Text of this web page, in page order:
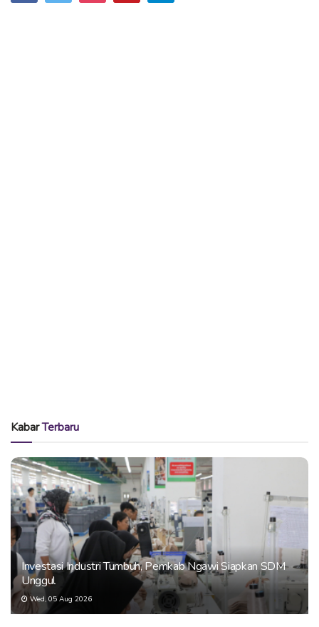
KabarTerbaru
Investasi Industri Tumbuh, Pemkab Ngawi Siapkan SDM
Unggul
Wed, 05 Aug 2026